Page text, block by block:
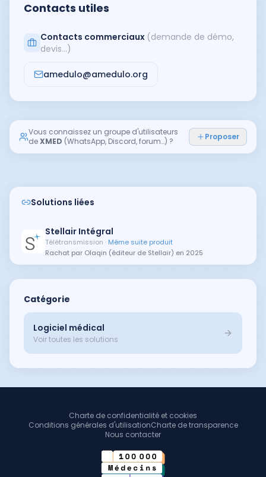
Contacts utiles
Contacts commerciaux (demande de démo,
devis…)
amedulo@amedulo.org
Vous connaissez un groupe d'utilisateurs
deXMED (WhatsApp, Discord, forum…) ? Proposer
Solutions liées
Stellair Intégral
Télétransmission · Même suite produit
Rachat par Olaqin (éditeur de Stellair) en 2025
Catégorie
Logiciel médical
Voir toutes les solutions
Charte de confidentialité et cookies
Conditions générales d'utilisationCharte de transparence
Nous contacter